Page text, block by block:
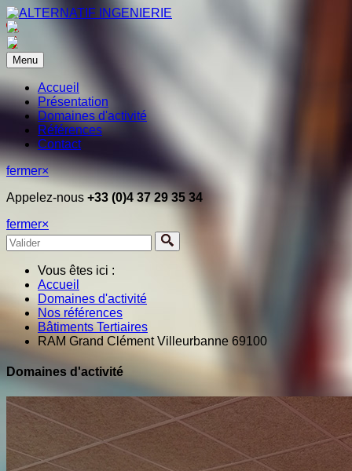
Menu
Accueil
Présentation
Domaines d'activité
Références
Contact
fermer×
Appelez-nous +33 (0)4 37 29 35 34
fermer×
Vous êtes ici :
Accueil
Domaines d'activité
Nos références
Bâtiments Tertiaires
RAM Grand Clément Villeurbanne 69100
Domaines d'activité